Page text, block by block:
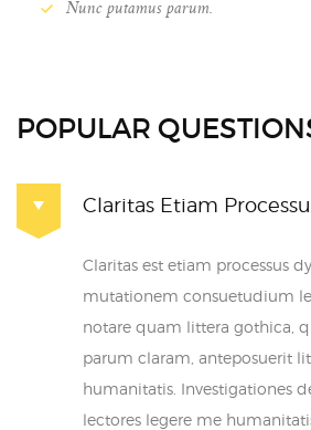
Nunc putamus parum.
POPULAR
Claritas Etiam
Claritas est etiam processus
mutationem consuetudium
notare quam littera gothica,
parum claram, anteposuerit
humanitatis. Investigationes
lectores legere me